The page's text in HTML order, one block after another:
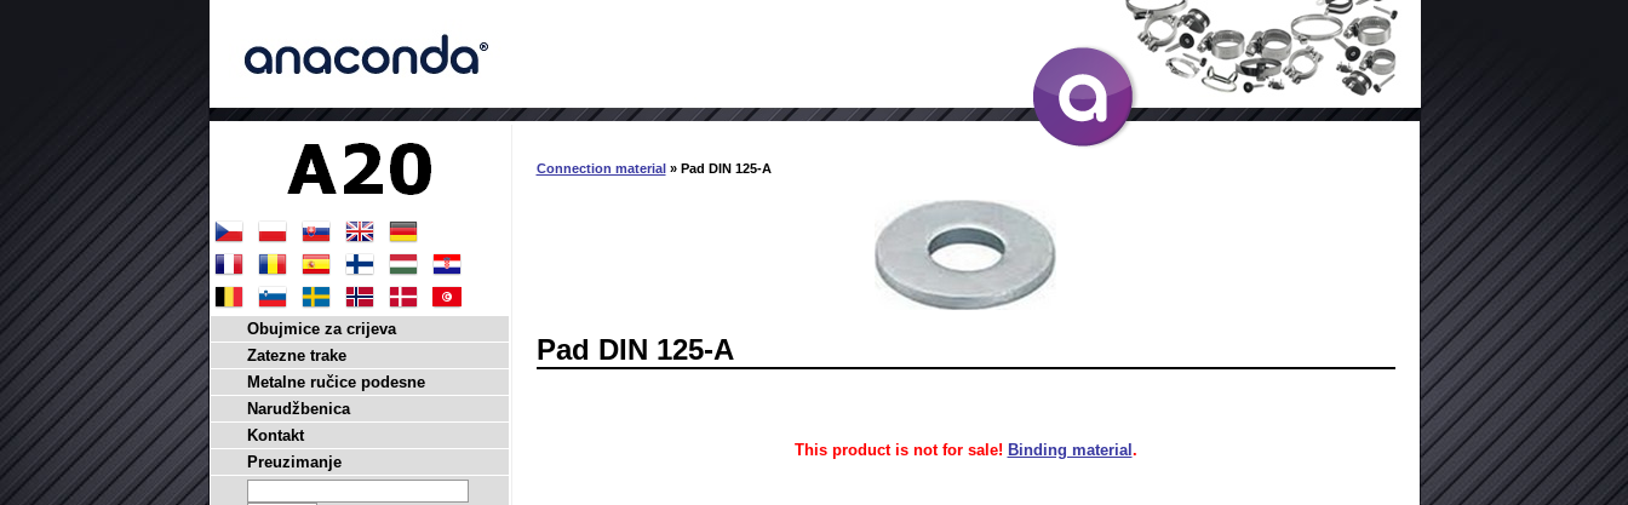
Connection material» Pad DIN 125-A
Pad DIN 125-A
This product is not for sale! Binding material .
Obujmice za crijeva
Zatezne trake
Metalne ručice podesne
Narudžbenica
Kontakt
Preuzimanje